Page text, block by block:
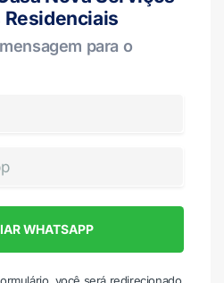
Residenciais
para o
WHATSAPP